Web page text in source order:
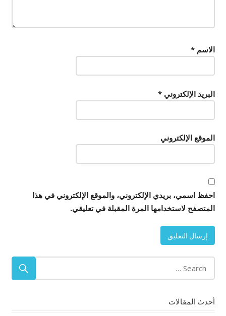
الاسم*
البريد الإلكتروني*
الموقع الإلكتروني
احفظ اسمي، بريدي الإلكتروني، والموقع الإلكتروني في هذا
المتصفح لاستخدامها المرة المقبلة في تعليقي.
أحدث المقالات